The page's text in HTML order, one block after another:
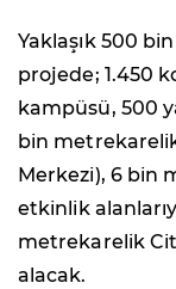
Yaklaşık 500
projede; 1.450
kampüsü, 500
bin
Merkezi), 6 bin
etkinlik
metrekarelik
alacak.